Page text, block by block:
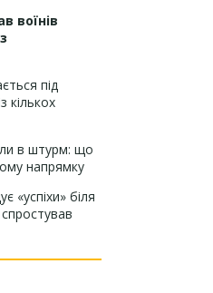
воїнів
під
кількох
в штурм: що
напрямку
«успіхи» біля